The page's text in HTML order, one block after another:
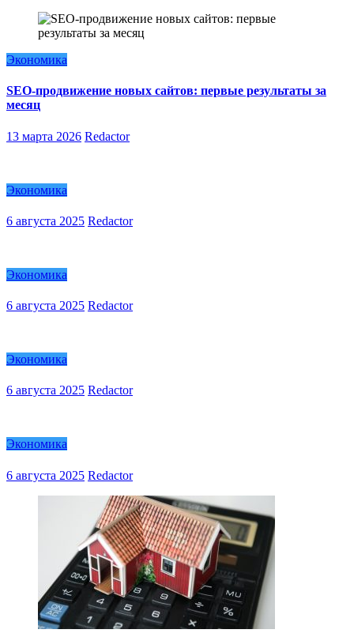
Экономика
SEO-продвижение новых сайтов: первые результаты за
месяц
13 марта 2026 Redactor
Экономика
6 августа 2025 Redactor
Экономика
6 августа 2025 Redactor
Экономика
6 августа 2025 Redactor
Экономика
6 августа 2025 Redactor